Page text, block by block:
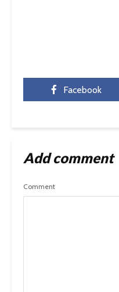
Facebook
Add comment
Comment